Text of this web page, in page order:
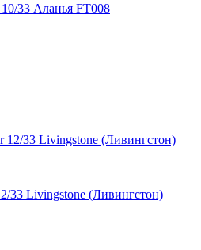
33 Аланья FT008
33 Livingstone (Ливингстон)